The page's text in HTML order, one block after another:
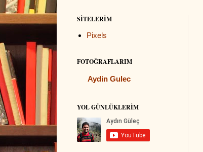
SITELERIM
Pixels
FOTOĞRAFLARIM
Aydin Gulec
YOL GÜNLÜKLERIM